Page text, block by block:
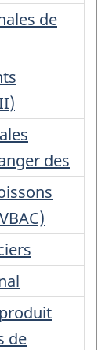
de
des
de